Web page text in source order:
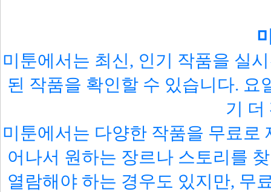
미툰에서는 최신, 인기 작품을 실
된 작품을 확인할 수 있습니다.
기 더
미툰에서는 다양한 작품을 무료로
어나서 원하는 장르나 스토리를
열람해야 하는 경우도 있지만, 무